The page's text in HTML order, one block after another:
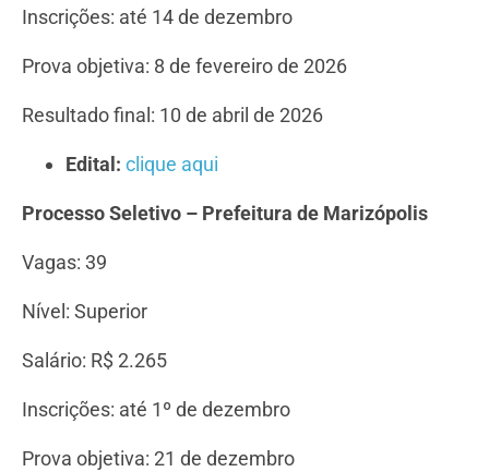
Inscrições: até 14 de dezembro
Prova objetiva: 8 de fevereiro de 2026
Resultado final: 10 de abril de 2026
Edital: clique aqui
Processo Seletivo – Prefeitura de Marizópolis
Vagas: 39
Nível: Superior
Salário: R$ 2.265
Inscrições: até 1º de dezembro
Prova objetiva: 21 de dezembro